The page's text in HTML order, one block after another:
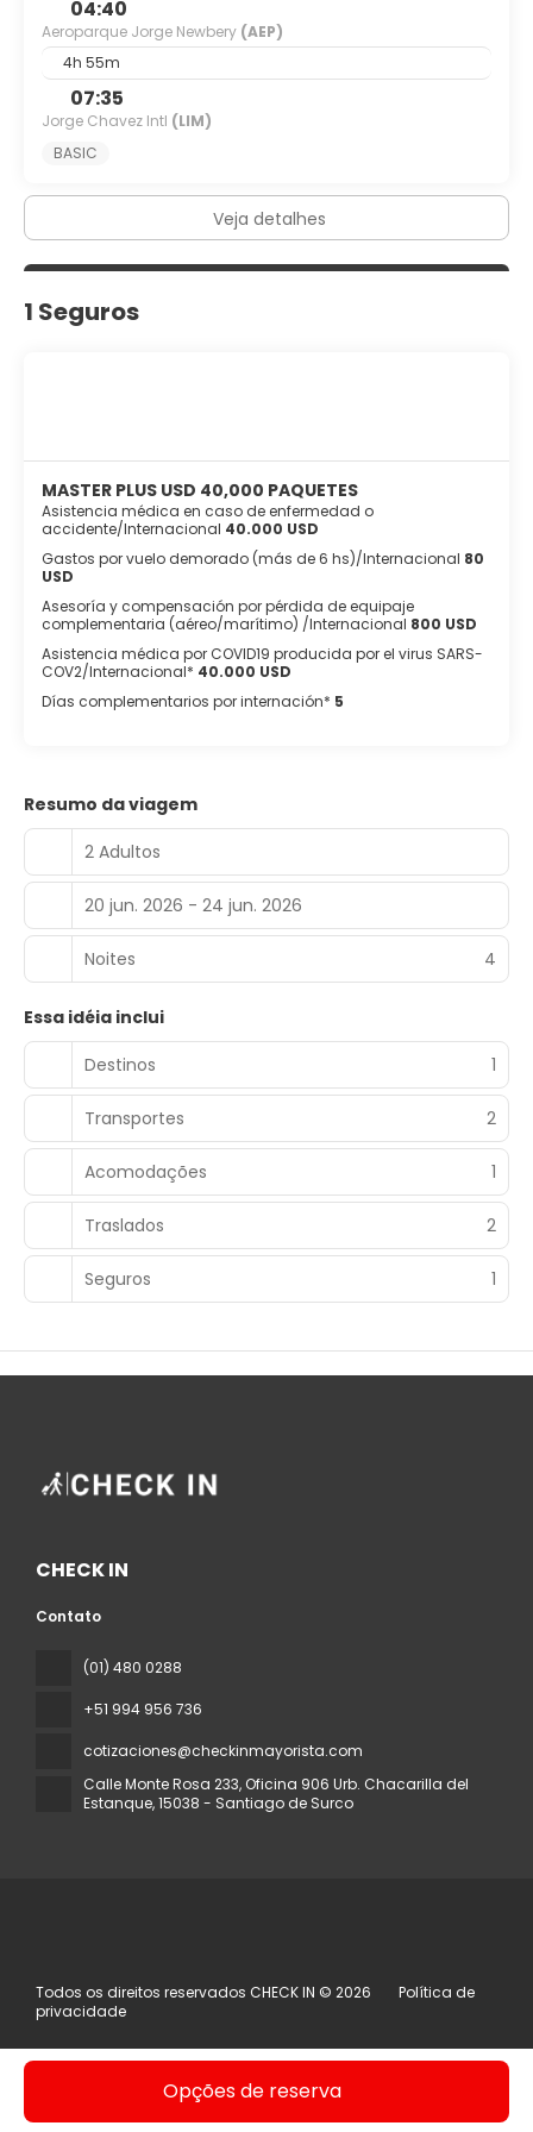
Opções de reserva
04:40
Aeroparque Jorge Newbery (AEP)
4h 55m
07:35
Jorge Chavez Intl (LIM)
BASIC
Veja detalhes
1 Seguros
MASTER PLUS USD 40,000 PAQUETES
Asistencia médica en caso de enfermedad o
accidente/Internacional 40.000 USD
Gastos por vuelo demorado (más de 6 hs)/Internacional 80
USD
Asesoría y compensación por pérdida de equipaje
complementaria (aéreo/marítimo) /Internacional 800 USD
Asistencia médica por COVID19 producida por el virus SARS-
COV2/Internacional* 40.000 USD
Días complementarios por internación* 5
Resumo da viagem
2 Adultos
20 jun. 2026 - 24 jun. 2026
Noites 4
Essa idéia inclui
Destinos
1
Transportes 2
Acomodações 1
Traslados 2
Seguros 1
CHECK IN
Contato
(01) 480 0288
+51 994 956 736
cotizaciones@checkinmayorista.com
Calle Monte Rosa 233, Oficina 906 Urb. Chacarilla del
Estanque, 15038 - Santiago de Surco
Todos os direitos reservados CHECK IN © 2026
Política de
privacidade